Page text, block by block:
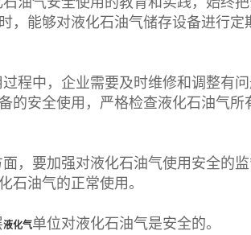
能够对液化石油气储存设备进行
程中，企业需要及时维修和调整有
安全使用，严格检查液化石油气
，要加强对液化石油气使用安全的
石油气的正常使用。
液化气单位对液化石油气是安全的。